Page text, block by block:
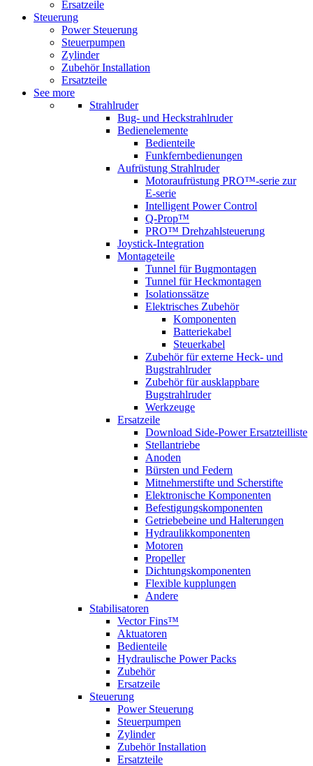
Ersatzeile
Steuerung
Power Steuerung
Steuerpumpen
Zylinder
Zubehör Installation
Ersatzteile
See more
Strahlruder
Bug- und Heckstrahlruder
Bedienelemente
Bedienteile
Funkfernbedienungen
Aufrüstung Strahlruder
Motoraufrüstung PRO™-serie zur
E-serie
Intelligent Power Control
Q-Prop™
PRO™ Drehzahlsteuerung
Joystick-Integration
Montageteile
Tunnel für Bugmontagen
Tunnel für Heckmontagen
Isolationssätze
Elektrisches Zubehör
Komponenten
Batteriekabel
Steuerkabel
Zubehör für externe Heck- und
Bugstrahlruder
Zubehör für ausklappbare
Bugstrahlruder
Werkzeuge
Ersatzeile
Download Side-Power Ersatzteilliste
Stellantriebe
Anoden
Bürsten und Federn
Mitnehmerstifte und Scherstifte
Elektronische Komponenten
Befestigungskomponenten
Getriebebeine und Halterungen
Hydraulikkomponenten
Motoren
Propeller
Dichtungskomponenten
Flexible kupplungen
Andere
Stabilisatoren
Vector Fins™
Aktuatoren
Bedienteile
Hydraulische Power Packs
Zubehör
Ersatzeile
Steuerung
Power Steuerung
Steuerpumpen
Zylinder
Zubehör Installation
Ersatzteile